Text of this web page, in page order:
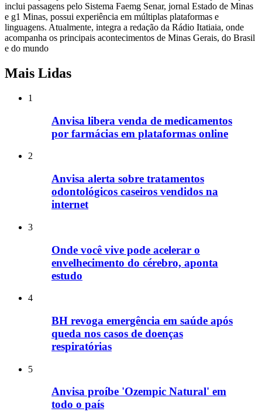
inclui passagens pelo Sistema Faemg Senar, jornal Estado de Minas
e g1 Minas, possui experiência em múltiplas plataformas e
linguagens. Atualmente, integra a redação da Rádio Itatiaia, onde
acompanha os principais acontecimentos de Minas Gerais, do Brasil
e do mundo
Mais Lidas
1
Anvisa libera venda de medicamentos
por farmácias em plataformas online
2
Anvisa alerta sobre tratamentos
odontológicos caseiros vendidos na
internet
3
Onde você vive pode acelerar o
envelhecimento do cérebro, aponta
estudo
4
BH revoga emergência em saúde após
queda nos casos de doenças
respiratórias
5
Anvisa proíbe 'Ozempic Natural' em
todo o país